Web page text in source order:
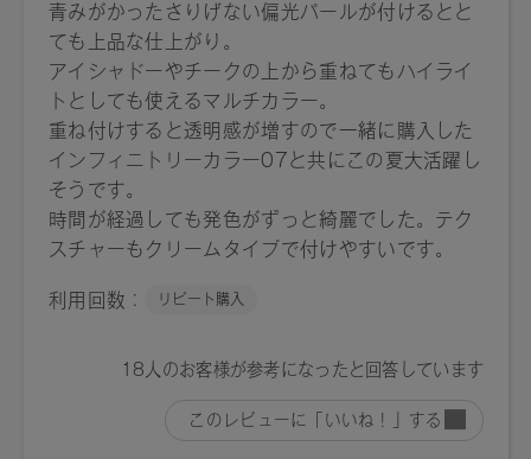
【店舗発売日】
[予約販売]2025/3/26～ [一般販売]2025/4/11～
※店舗での取り扱いや詳しい在庫状況につきましては、各店
舗にお問い合わせください。
※発売日は予告なく変更する可能性がございます。予めご了
承ください。
※通常はご注文より１～３営業日での発送となります。
商品によっては、お届けまで１～２週間かかる場合がござい
●パッケージのリニューアル等の理由により、成分・処方が記
●予告なくパッケージ仕様が変更になる場合がございます。